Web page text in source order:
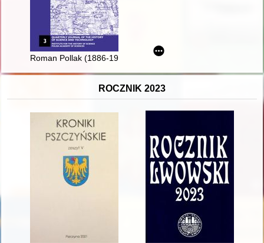
Roman Pollak (1886-1972) i jego rola w rozwoju stosunków
ROCZNIK 2023